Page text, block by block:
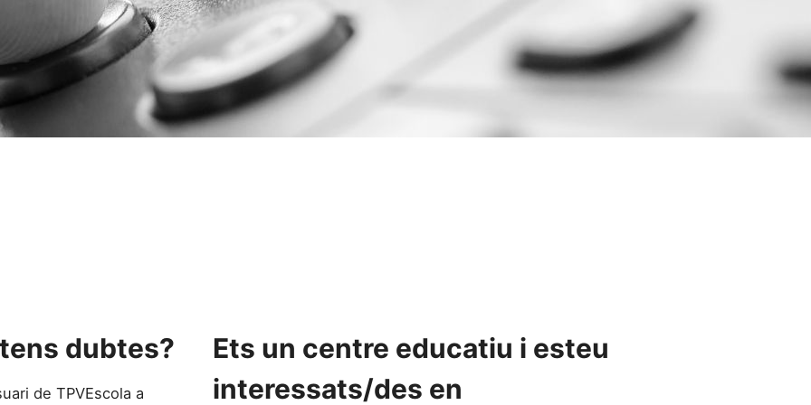
dubtes?
de TPVEscola a
Ets un centre educatiu i esteu
interessats/des en